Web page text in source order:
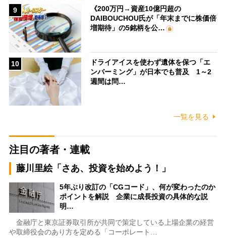
9
《200万円→資産10億円超の
DAIBOUCHOU氏が「年末までに株価倍
増期待」の5銘柄を公…
10
ドライアイスを使わず遺体を保つ「エ
ンバーミング」が日本でも普及 1～2
週間は問…
一覧を見る
注目の著者・連載
藤川里絵「さあ、投資を始めよう！」
5年ぶり改訂の「CGコード」、何が変わったのか
ポイントを解説 企業に成長投資の具体的な説
明…
金融庁と東京証券取引所が共同で策定している上場企業の経営
や取締役会のあり方を定める「コーポレート…